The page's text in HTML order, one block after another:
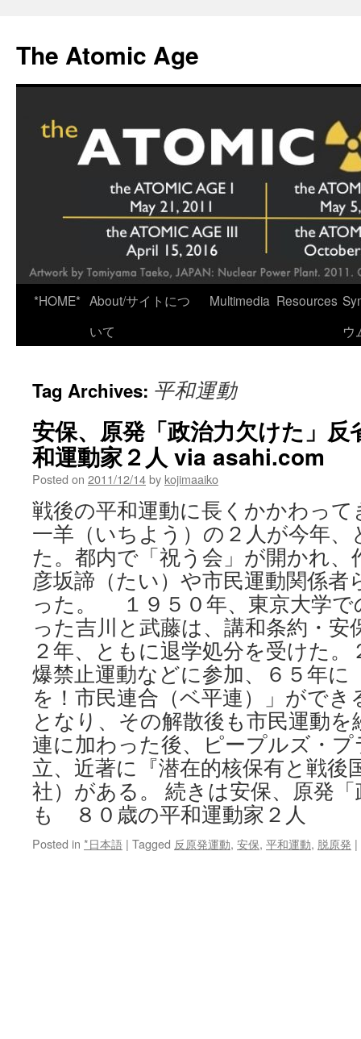
content
The Atomic Age
*HOME* About/サイトにつ
いて
Multimedia Resources
ウ
Tag Archives: 平和運動
安保、原発「政治力欠けた」
和運動家２人 via asahi.com
Posted on 2011/12/14by kojimaaiko
戦後の平和運動に長くかかわって
一羊（いちよう）の２人が今年
た。都内で「祝う会」が開かれ、
彦坂諦（たい）や市民運動関係者
った。 １９５０年、東京大学で
った吉川と武藤は、講和条約・安
２年、ともに退学処分を受けた
爆禁止運動などに参加、６５年に
を！市民連合（ベ平連）」ができ
となり、その解散後も市民運動
連に加わった後、ピープルズ・
立、近著に『潜在的核保有と戦後
社）がある。 続きは安保、原発
も ８０歳の平和運動家２人
Posted in *日本語 | Tagged 反原発運動, 安保, 平和運動, 脱原発 |